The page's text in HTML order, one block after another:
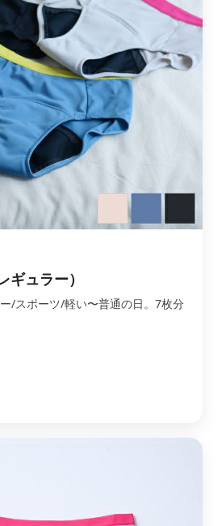
ギュラー）
/スポーツ/軽い〜普通の日。7枚分